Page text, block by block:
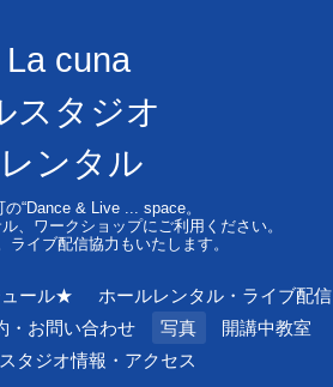
cuna
スタジオ
ンタル
“Dance & Live ... space。
、ワークショップにご利用ください。
イブ配信協力もいたします。
ール★ ホールレンタル・ライブ配信
・お問い合わせ 写真 開講中教室
スタジオ情報・アクセス